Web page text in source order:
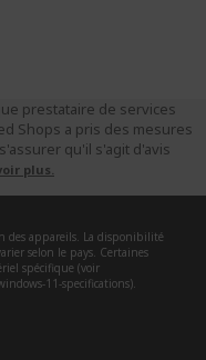
prestataire de services
Shops a pris des mesures
qu'il s'agit d'avis
plus.
des appareils. La disponibilité
selon le pays. Certaines
spécifique (voir
11-specifications).